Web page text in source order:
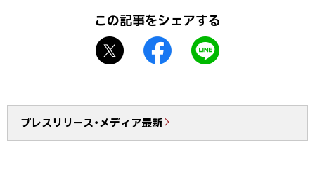
この記事をシェアする
o
送
プレスリリース・メディア最新